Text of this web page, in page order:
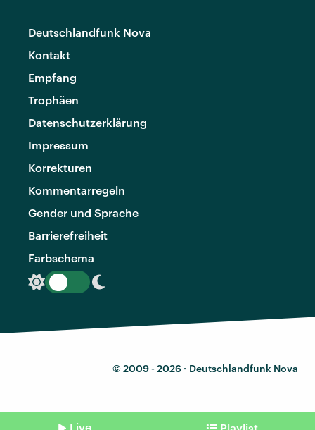
Deutschlandfunk Nova
Kontakt
Empfang
Trophäen
Datenschutzerklärung
Impressum
Korrekturen
Kommentarregeln
Gender und Sprache
Barrierefreiheit
Farbschema
© 2009 - 2026 · Deutschlandfunk Nova
Live